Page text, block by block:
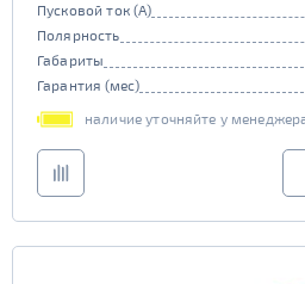
Пусковой ток (А)
Полярность
Габариты
Гарантия (мес)
наличие уточняйте у